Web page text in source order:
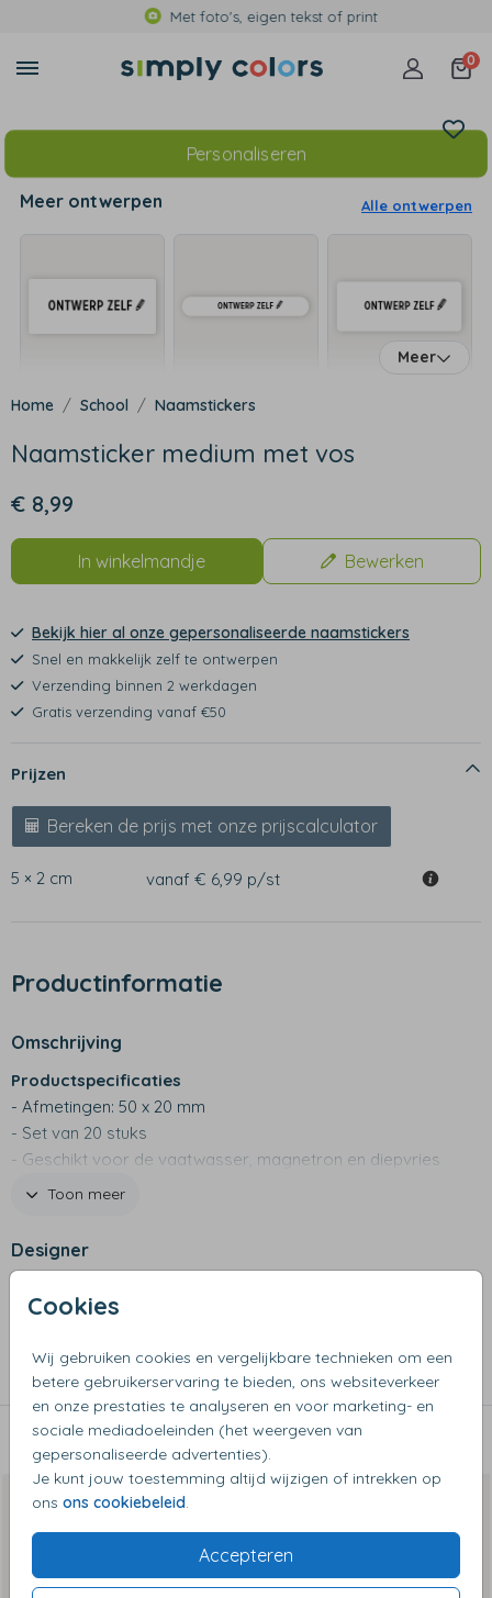
Met foto's, eigen tekst of print
0
Cookies
Wij gebruiken cookies en vergelijkbare technieken om een
betere gebruikerservaring te bieden, ons websiteverkeer
en onze prestaties te analyseren en voor marketing- en
sociale mediadoeleinden (het weergeven van
gepersonaliseerde advertenties).
Je kunt jouw toestemming altijd wijzigen of intrekken op
ons ons cookiebeleid.
Accepteren
Personaliseren
Meer ontwerpen Alle ontwerpen
Meer
School Naamstickers
Naamsticker medium met vos
€ 8,99
In winkelmandje Bewerken
Bekijk hier al onze gepersonaliseerde naamstickers
Snel en makkelijk zelf te ontwerpen
Verzending binnen 2 werkdagen
Gratis verzending vanaf €50
Prijzen
Bereken de prijs met onze prijscalculator
5 × 2 cm vanaf € 6,99 p/st
Productinformatie
Omschrijving
Productspecificaties
- Afmetingen: 50 x 20 mm
- Set van 20 stuks
- Geschikt voor de vaatwasser, magnetron en diepvries
- Ook beschikbaar in maten klein en groot
Toon meer
Designer
Naamstickers
Dit vind je misschien ook leuk